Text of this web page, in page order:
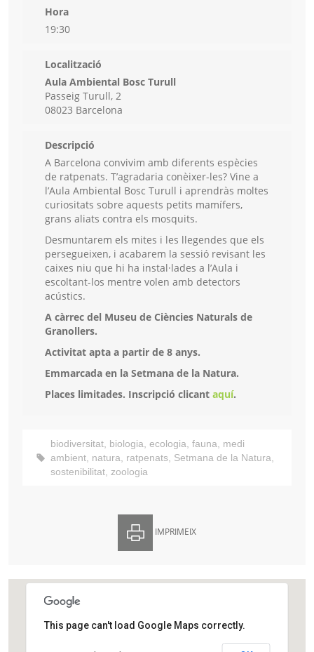
Hora
19:30
Localització
Aula Ambiental Bosc Turull
Passeig Turull, 2
08023 Barcelona
Descripció
A Barcelona convivim amb diferents espècies
de ratpenats. T’agradaria conèixer-les? Vine a
l’Aula Ambiental Bosc Turull i aprendràs moltes
curiositats sobre aquests petits mamífers,
grans aliats contra els mosquits.
Desmuntarem els mites i les llegendes que els
persegueixen, i acabarem la sessió revisant les
caixes niu que hi ha instal·lades a l’Aula i
escoltant-los mentre volen amb detectors
acústics.
A càrrec del Museu de Ciències Naturals de
Granollers.
Activitat apta a partir de 8 anys.
Emmarcada en la Setmana de la Natura.
Places limitades. Inscripció clicant aquí.
biodiversitat, biologia, ecologia, fauna, medi
ambient, natura, ratpenats, Setmana de la Natura,
sostenibilitat, zoologia
IMPRIMEIX
Aula Ambiental Bosc Turull
This page can't load Google Maps correctly.